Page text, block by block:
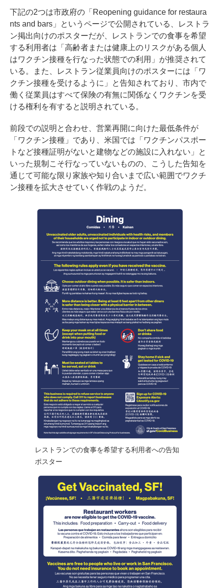
下記の2つは市政府の「 Reopening guidance for restaura
nts and bars」というページで公開されている、レストラ
ン掲出向けのポスターだが、レストランでの食事を希望
する利用者は「高齢者または健康上のリスクがある個人
はワクチン接種を行なった状態での利用」が推奨されて
いる。また、レストラン従業員向けのポスターには「ワ
クチン接種を受けるように」と告知されており、市内で
働く従業員はすべて保険の有無に関係なくワクチンを受
ける権利を有すると説明されている。
前段での説明と合わせ、営業再開に向けた最低条件が
「ワクチン接種」であり、米国では「ワクチンパスポー
トなど接種証明がないと建物などの施設に入れない」と
いった規制こそ行なっていないものの、こうした告知を
通じて可能な限り家族や知り合いまで広い範囲でワクチ
ン接種を拡大させていく作戦のようだ。
レストランでの食事を希望する利用者への告知
ポスター